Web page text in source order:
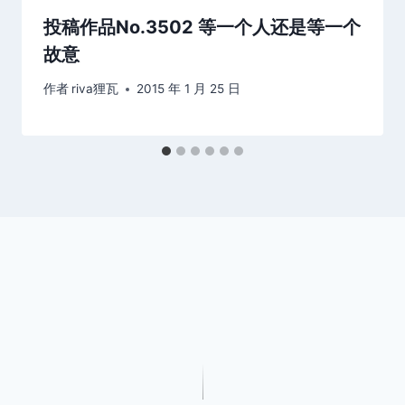
投稿作品No.3502 等一个人还是等一个
故意
作者 riva狸瓦 2015 年 1 月 25 日